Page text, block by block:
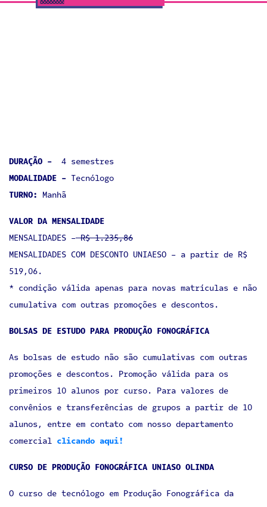
DURAÇÃO - 4 semestres
MODALIDADE - Tecnólogo
TURNO: Manhã
VALOR DA MENSALIDADE
MENSALIDADES - R$ 1.235,86
MENSALIDADES COM DESCONTO UNIAESO - a partir de R$
519,06.
* condição válida apenas para novas matrículas e não
cumulativa com outras promoções e descontos.
BOLSAS DE ESTUDO PARA PRODUÇÃO FONOGRÁFICA
As bolsas de estudo não são cumulativas com outras
promoções e descontos. Promoção válida para os
primeiros 10 alunos por curso. Para valores de
convênios e transferências de grupos a partir de 10
alunos, entre em contato com nosso departamento
comercial clicando aqui!
CURSO DE PRODUÇÃO FONOGRÁFICA UNIASO OLINDA
O curso de tecnólogo em Produção Fonográfica da